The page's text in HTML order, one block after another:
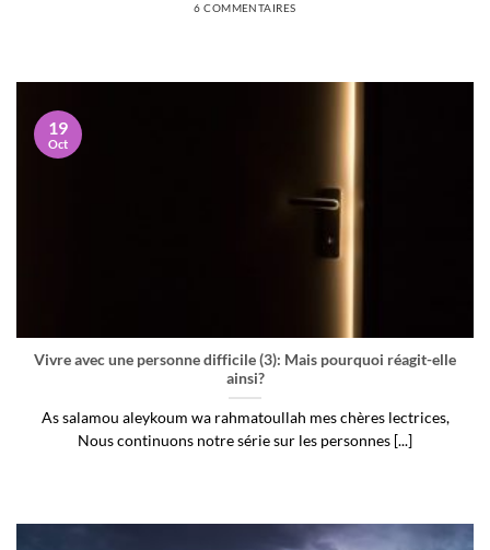
6 COMMENTAIRES
Vivre avec une personne difficile (3): Mais pourquoi réagit-elle
ainsi?
As salamou aleykoum wa rahmatoullah mes chères lectrices,
Nous continuons notre série sur les personnes [...]
19
Oct